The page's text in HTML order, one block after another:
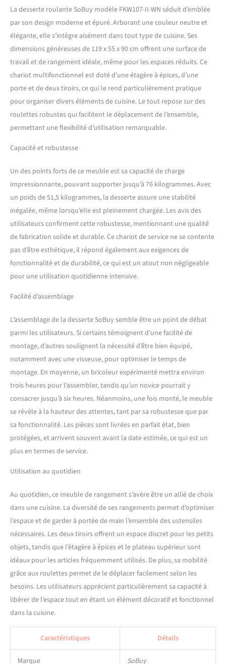
besoins de cuisine : 3 grands
compartiments, 1 porte et 2
tiroirs. Il y a également 3
compartiments ouverts
derrière le chariot de
cuisine. Grâce aux spaces
extra larges, tous vos pots à
épices sont garantis pour
s'adapter. Toutes les 4
roulettes pivotent en
plastique fonctionnent bien
et silencieusement.
Matériaux : MDF classe E1,
119 x 55 x 90 cm. Plan de
travail : 55 x 119 cm.
Capacité de charge jusqu'à
75 kg. Livraison en deux
colis : colis A et colis B. Avec
la Facture. La commande
passée avant le 14H00, sera
expédiée le jour même.
La desserte roulante SoBuy modèle FKW107-II-WN séduit d’emblée
par son design moderne et épuré. Arborant une couleur neutre et
élégante, elle s’intègre aisément dans tout type de cuisine. Ses
dimensions généreuses de 119 x 55 x 90 cm offrent une surface de
travail et de rangement idéale, même pour les espaces réduits. Ce
chariot multifonctionnel est doté d’une étagère à épices, d’une
porte et de deux tiroirs, ce qui le rend particulièrement pratique
pour organiser divers éléments de cuisine. Le tout repose sur des
roulettes robustes qui facilitent le déplacement de l’ensemble,
permettant une flexibilité d’utilisation remarquable.
Capacité et robustesse
Un des points forts de ce meuble est sa capacité de charge
impressionnante, pouvant supporter jusqu’à 76 kilogrammes. Avec
un poids de 51,5 kilogrammes, la desserte assure une stabilité
inégalée, même lorsqu’elle est pleinement chargée. Les avis des
utilisateurs confirment cette robustesse, mentionnant une qualité
de fabrication solide et durable. Ce chariot de service ne se contente
pas d’être esthétique, il répond également aux exigences de
fonctionnalité et de durabilité, ce qui est un atout non négligeable
pour une utilisation quotidienne intensive.
Facilité d’assemblage
L’assemblage de la desserte SoBuy semble être un point de débat
parmi les utilisateurs. Si certains témoignent d’une facilité de
montage, d’autres soulignent la nécessité d’être bien équipé,
notamment avec une visseuse, pour optimiser le temps de
montage. En moyenne, un bricoleur expérimenté mettra environ
trois heures pour l’assembler, tandis qu’un novice pourrait y
consacrer jusqu’à six heures. Néanmoins, une fois monté, le meuble
se révèle à la hauteur des attentes, tant par sa robustesse que par
sa fonctionnalité. Les pièces sont livrées en parfait état, bien
protégées, et arrivent souvent avant la date estimée, ce qui est un
plus en termes de service.
Utilisation au quotidien
Au quotidien, ce meuble de rangement s’avère être un allié de choix
dans une cuisine. La diversité de ses rangements permet d’optimiser
l’espace et de garder à portée de main l’ensemble des ustensiles
nécessaires. Les deux tiroirs offrent un espace discret pour les petits
objets, tandis que l’étagère à épices et le plateau supérieur sont
idéaux pour les articles fréquemment utilisés. De plus, sa mobilité
grâce aux roulettes permet de le déplacer facilement selon les
besoins. Les utilisateurs apprécient particulièrement sa capacité à
libérer de l’espace tout en étant un élément décoratif et fonctionnel
dans la cuisine.
Caractéristiques Détails
Marque SoBuy